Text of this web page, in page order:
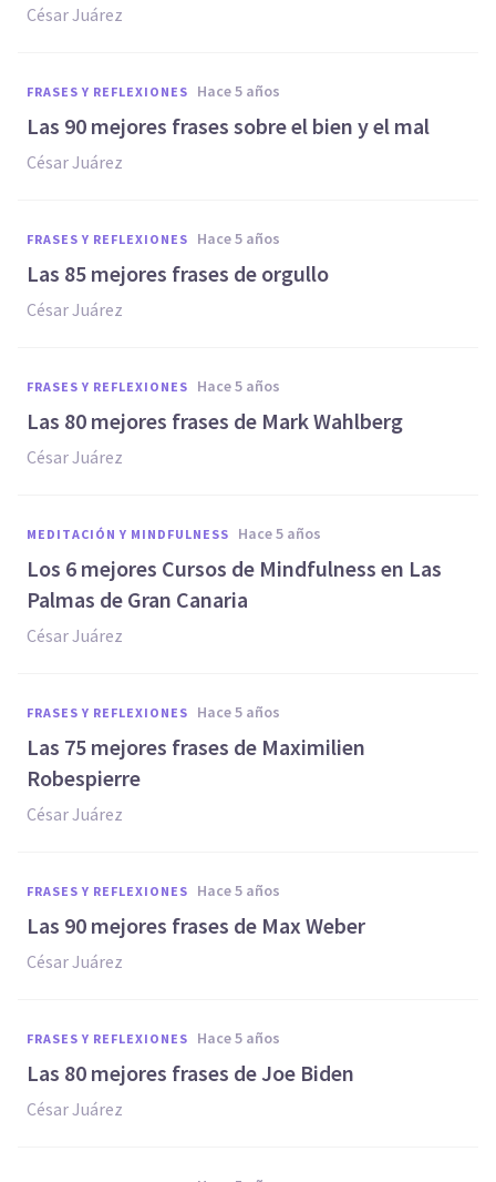
César Juárez
FRASES Y REFLEXIONES hace 5 años
Las 90 mejores frases sobre el bien y el mal
César Juárez
FRASES Y REFLEXIONES hace 5 años
Las 85 mejores frases de orgullo
César Juárez
FRASES Y REFLEXIONES hace 5 años
Las 80 mejores frases de Mark Wahlberg
César Juárez
MEDITACIÓN Y MINDFULNESS hace 5 años
Los 6 mejores Cursos de Mindfulness en Las
Palmas de Gran Canaria
César Juárez
FRASES Y REFLEXIONES hace 5 años
Las 75 mejores frases de Maximilien
Robespierre
César Juárez
FRASES Y REFLEXIONES hace 5 años
Las 90 mejores frases de Max Weber
César Juárez
FRASES Y REFLEXIONES hace 5 años
Las 80 mejores frases de Joe Biden
César Juárez